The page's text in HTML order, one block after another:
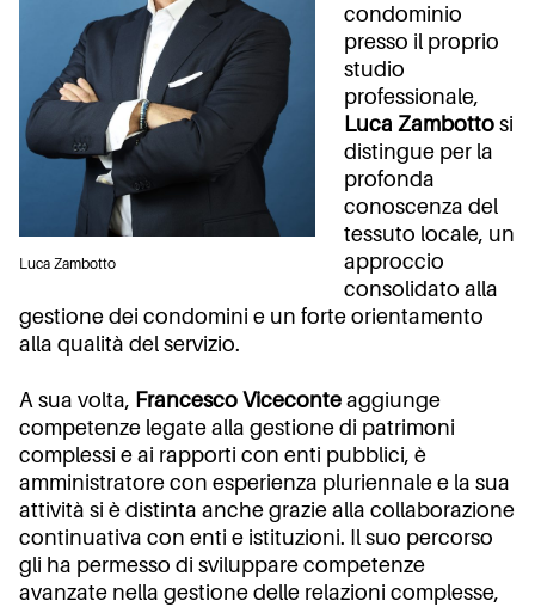
Luca Zambotto
condominio
presso il proprio
studio
professionale,
Luca Zambotto si
distingue per la
profonda
conoscenza del
tessuto locale, un
approccio
consolidato alla
gestione dei condomini e un forte orientamento
alla qualità del servizio.
A sua volta, Francesco Viceconte aggiunge
competenze legate alla gestione di patrimoni
complessi e ai rapporti con enti pubblici, è
amministratore con esperienza pluriennale e la sua
attività si è distinta anche grazie alla collaborazione
continuativa con enti e istituzioni. Il suo percorso
gli ha permesso di sviluppare competenze
avanzate nella gestione delle relazioni complesse,